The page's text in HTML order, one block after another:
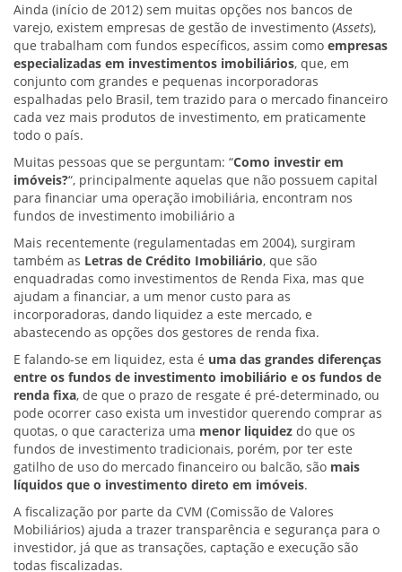
Ainda (início de 2012) sem muitas opções nos bancos de
varejo, existem empresas de gestão de investimento (Assets),
que trabalham com fundos específicos, assim como empresas
especializadas em investimentos imobiliários, que, em
conjunto com grandes e pequenas incorporadoras
espalhadas pelo Brasil, tem trazido para o mercado financeiro
cada vez mais produtos de investimento, em praticamente
todo o país.
Muitas pessoas que se perguntam: “Como investir em
imóveis?“, principalmente aquelas que não possuem capital
para financiar uma operação imobiliária, encontram nos
fundos de investimento imobiliário a
Mais recentemente (regulamentadas em 2004), surgiram
também as Letras de Crédito Imobiliário, que são
enquadradas como investimentos de Renda Fixa, mas que
ajudam a financiar, a um menor custo para as
incorporadoras, dando liquidez a este mercado, e
abastecendo as opções dos gestores de renda fixa.
E falando-se em liquidez, esta é uma das grandes diferenças
entre os fundos de investimento imobiliário e os fundos de
renda fixa, de que o prazo de resgate é pré-determinado, ou
pode ocorrer caso exista um investidor querendo comprar as
quotas, o que caracteriza uma menor liquidez do que os
fundos de investimento tradicionais, porém, por ter este
gatilho de uso do mercado financeiro ou balcão, são mais
líquidos que o investimento direto em imóveis.
A fiscalização por parte da CVM (Comissão de Valores
Mobiliários) ajuda a trazer transparência e segurança para o
investidor, já que as transações, captação e execução são
todas fiscalizadas.